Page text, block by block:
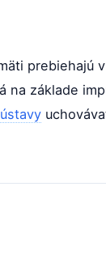
prebiehajú
na základe